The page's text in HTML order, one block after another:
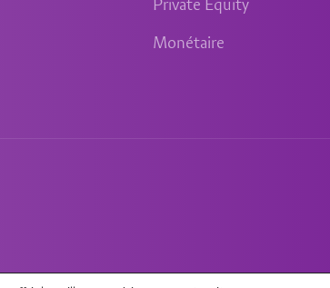
Private Equity
Monétaire